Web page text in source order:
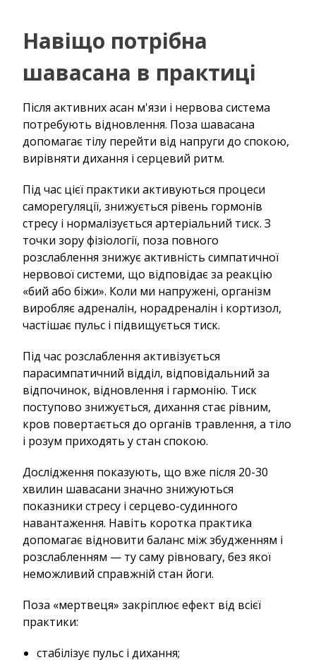
Навіщо потрібна
шавасана в практиці
Після активних асан м'язи і нервова система
потребують відновлення. Поза шавасана
допомагає тілу перейти від напруги до спокою,
вирівняти дихання і серцевий ритм.
Під час цієї практики активуються процеси
саморегуляції, знижується рівень гормонів
стресу і нормалізується артеріальний тиск. З
точки зору фізіології, поза повного
розслаблення знижує активність симпатичної
нервової системи, що відповідає за реакцію
«бий або біжи». Коли ми напружені, організм
виробляє адреналін, норадреналін і кортизол,
частішає пульс і підвищується тиск.
Під час розслаблення активізується
парасимпатичний відділ, відповідальний за
відпочинок, відновлення і гармонію. Тиск
поступово знижується, дихання стає рівним,
кров повертається до органів травлення, а тіло
і розум приходять у стан спокою.
Дослідження показують, що вже після 20-30
хвилин шавасани значно знижуються
показники стресу і серцево-судинного
навантаження. Навіть коротка практика
допомагає відновити баланс між збудженням і
розслабленням — ту саму рівновагу, без якої
неможливий справжній стан йоги.
Поза «мертвеця» закріплює ефект від всієї
практики:
стабілізує пульс і дихання;